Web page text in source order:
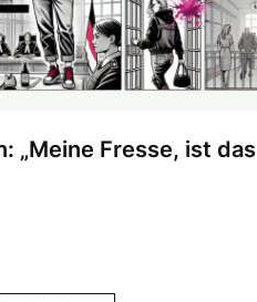
„Meine Fresse, ist das